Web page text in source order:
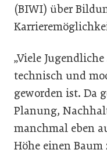
(BIWI) über
„Viele
technisch und
geworden ist. Da
Planung,
manchmal eben
Höhe einen